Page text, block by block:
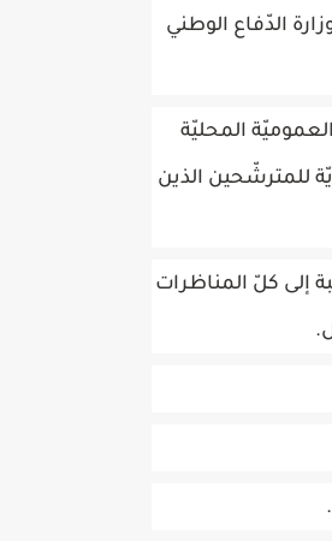
الدّفاع الوطني
المحليّة
للمترشّحين الذين
إلى كلّ المناظرات